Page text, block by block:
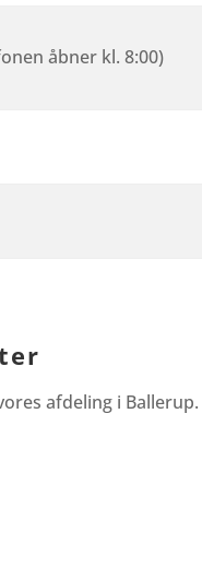
åbner kl. 8:00)
afdeling i Ballerup.